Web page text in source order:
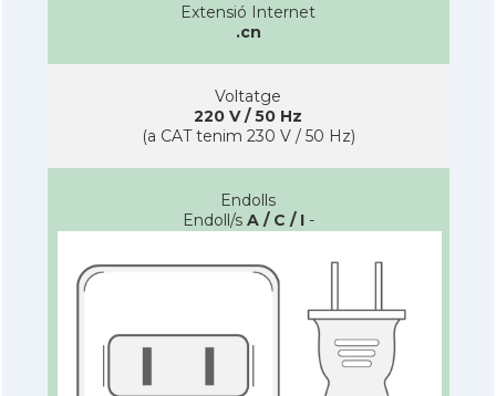
Extensió Internet
.cn
Voltatge
220 V / 50 Hz
(a CAT tenim 230 V / 50 Hz)
Endolls
Endoll/s A / C / I-